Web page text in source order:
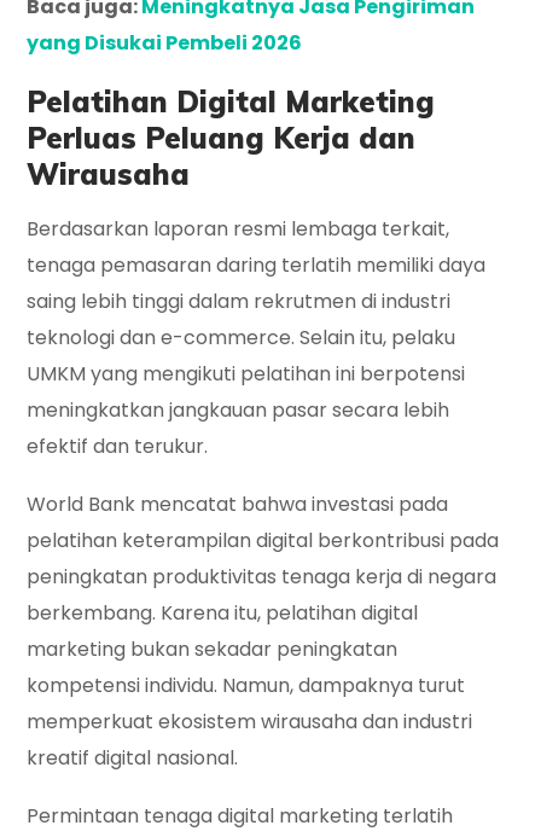
Baca juga:Meningkatnya Jasa Pengiriman
yang Disukai Pembeli 2026
Pelatihan Digital Marketing
Perluas Peluang Kerja dan
Wirausaha
Berdasarkan laporan resmi lembaga terkait,
tenaga pemasaran daring terlatih memiliki daya
saing lebih tinggi dalam rekrutmen di industri
teknologi dan e-commerce. Selain itu, pelaku
UMKM yang mengikuti pelatihan ini berpotensi
meningkatkan jangkauan pasar secara lebih
efektif dan terukur.
World Bank mencatat bahwa investasi pada
pelatihan keterampilan digital berkontribusi pada
peningkatan produktivitas tenaga kerja di negara
berkembang. Karena itu, pelatihan digital
marketing bukan sekadar peningkatan
kompetensi individu. Namun, dampaknya turut
memperkuat ekosistem wirausaha dan industri
kreatif digital nasional.
Permintaan tenaga digital marketing terlatih